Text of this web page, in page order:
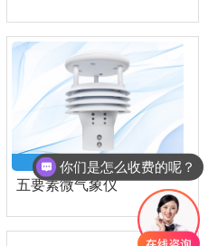
五要素微气象仪
你们是怎么收费的呢？